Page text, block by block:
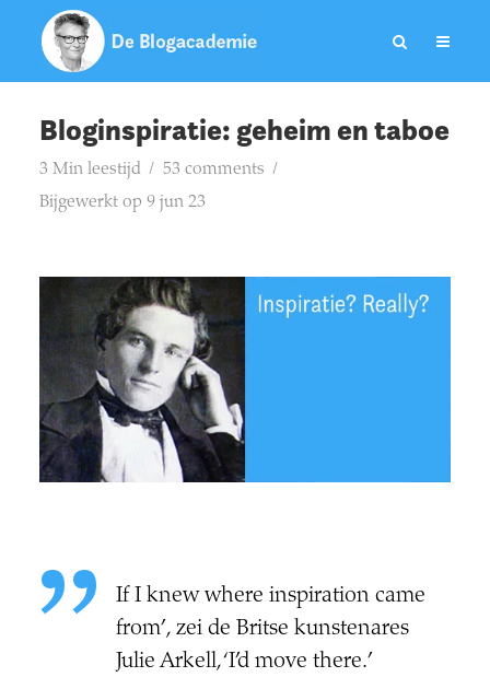
Bloginspiratie: geheim en taboe
3 Min leestijd
53 comments
Bijgewerkt op 9 jun 23
If I knew where inspiration came
from’, zei de Britse kunstenares
Julie Arkell, ‘I’d move there.’